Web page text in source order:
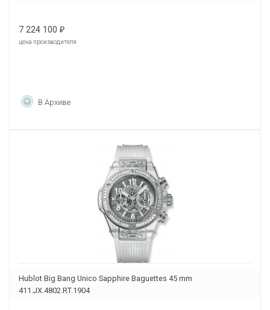
7 224 100 ₽
цена производителя
В Архиве
Hublot Big Bang Unico Sapphire Baguettes 45 mm
411.JX.4802.RT.1904